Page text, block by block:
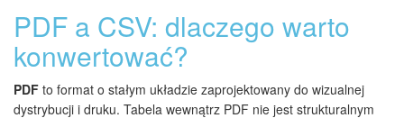
PDF a CSV: dlaczego warto
konwertować?
PDF to format o stałym układzie zaprojektowany do wizualnej
dystrybucji i druku. Tabela wewnątrz PDF nie jest strukturalnym